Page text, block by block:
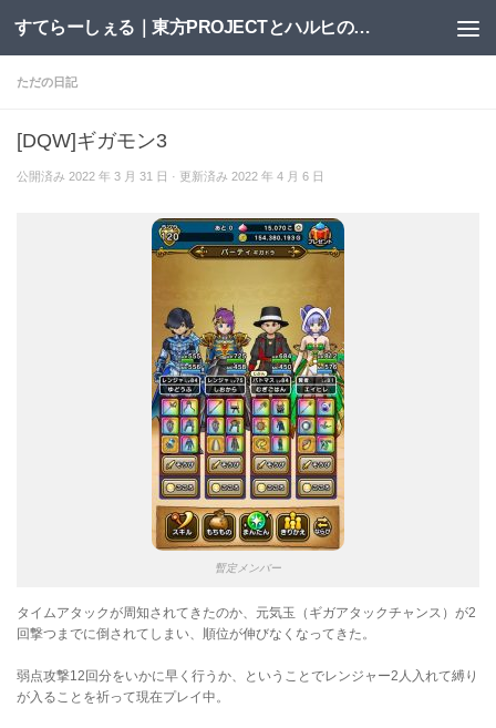
コンテンツへスキップ すてらーしぇる｜東方PROJECTとハルヒの二次創作サイト
ただの日記
[DQW]ギガモン3
公開済み 2022 年 3 月 31 日 · 更新済み 2022 年 4 月 6 日
暫定メンバー
タイムアタックが周知されてきたのか、元気玉（ギガアタックチャンス）が2
回撃つまでに倒されてしまい、順位が伸びなくなってきた。
弱点攻撃12回分をいかに早く行うか、ということでレンジャー2人入れて縛り
が入ることを祈って現在プレイ中。